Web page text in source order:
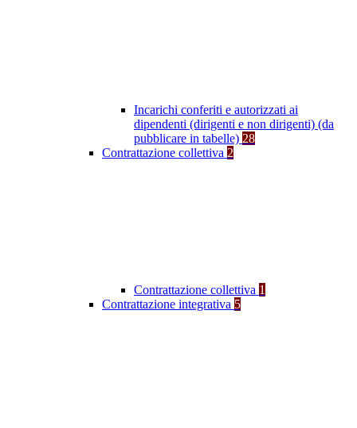
Incarichi conferiti e autorizzati ai
dipendenti (dirigenti e non dirigenti) (da
pubblicare in tabelle) 28
Contrattazione collettiva 2
Contrattazione collettiva 1
Contrattazione integrativa 5